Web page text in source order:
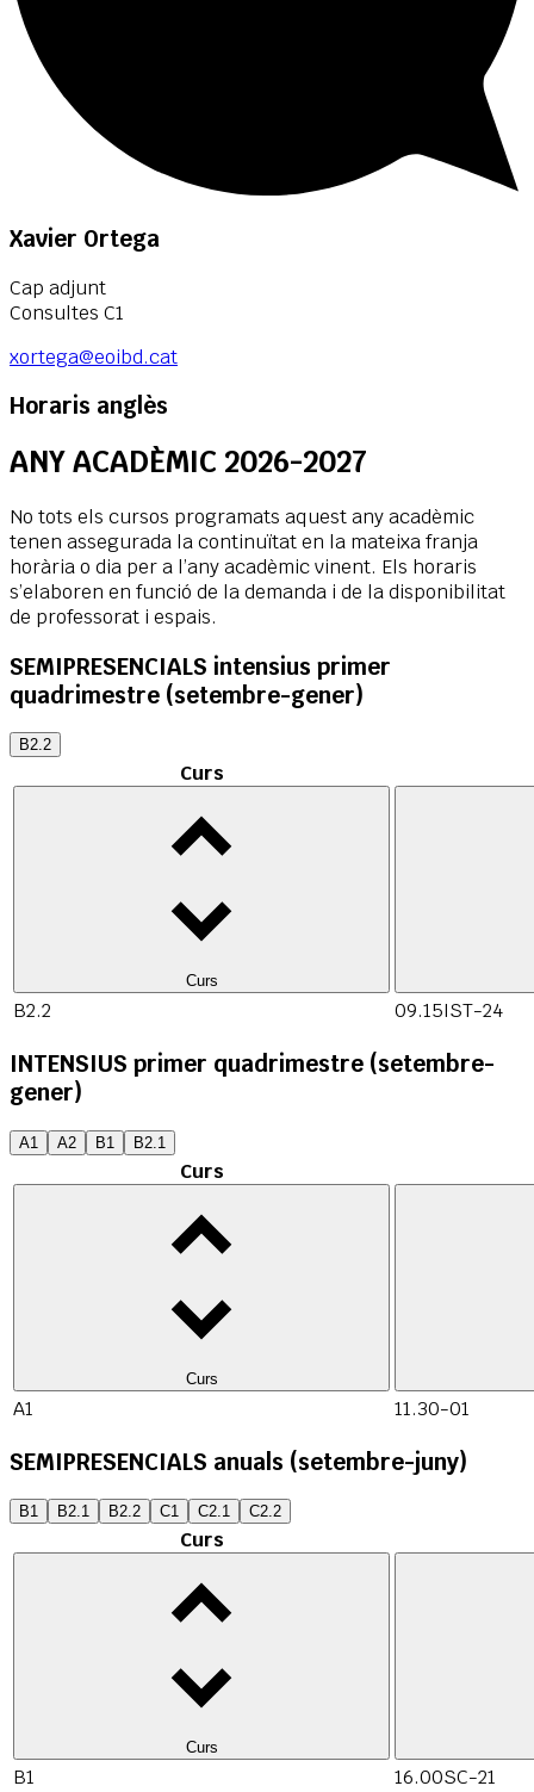
Xavier Ortega
Cap adjunt
Consultes C1
xortega@eoibd.cat
Horaris anglès
ANY ACADÈMIC 2026-2027
No tots els cursos programats aquest any acadèmic
tenen assegurada la continuïtat en la mateixa franja
horària o dia per a l’any acadèmic vinent. Els horaris
s’elaboren en funció de la demanda i de la disponibilitat
de professorat i espais.
SEMIPRESENCIALS intensius primer
quadrimestre (setembre-gener)
B2.2
Curs
Curs
B2.2 09.15IST-24
INTENSIUS primer quadrimestre (setembre-
gener)
A1 A2 B1 B2.1
Curs
Curs
A1 11.30-01
SEMIPRESENCIALS anuals (setembre-juny)
B1 B2.1 B2.2 C1 C2.1 C2.2
Curs
Curs
B1
16.00SC-21